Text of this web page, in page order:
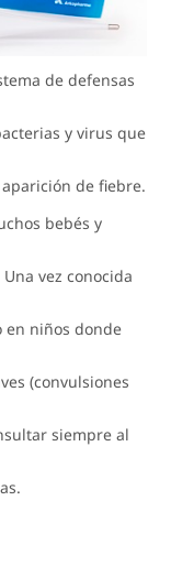
de defensas
y virus que
de fiebre.
bebés y
vez conocida
en niños donde
(convulsiones
siempre al